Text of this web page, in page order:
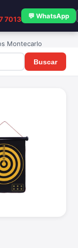
7013 💬 WhatsApp
Montecarlo
Buscar